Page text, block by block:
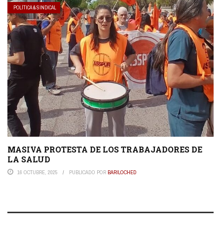
POLÍTICA & SINDICAL
MASIVA PROTESTA DE LOS TRABAJADORES DE
LA SALUD
16 OCTUBRE, 2025 PUBLICADO POR BARILOCHED